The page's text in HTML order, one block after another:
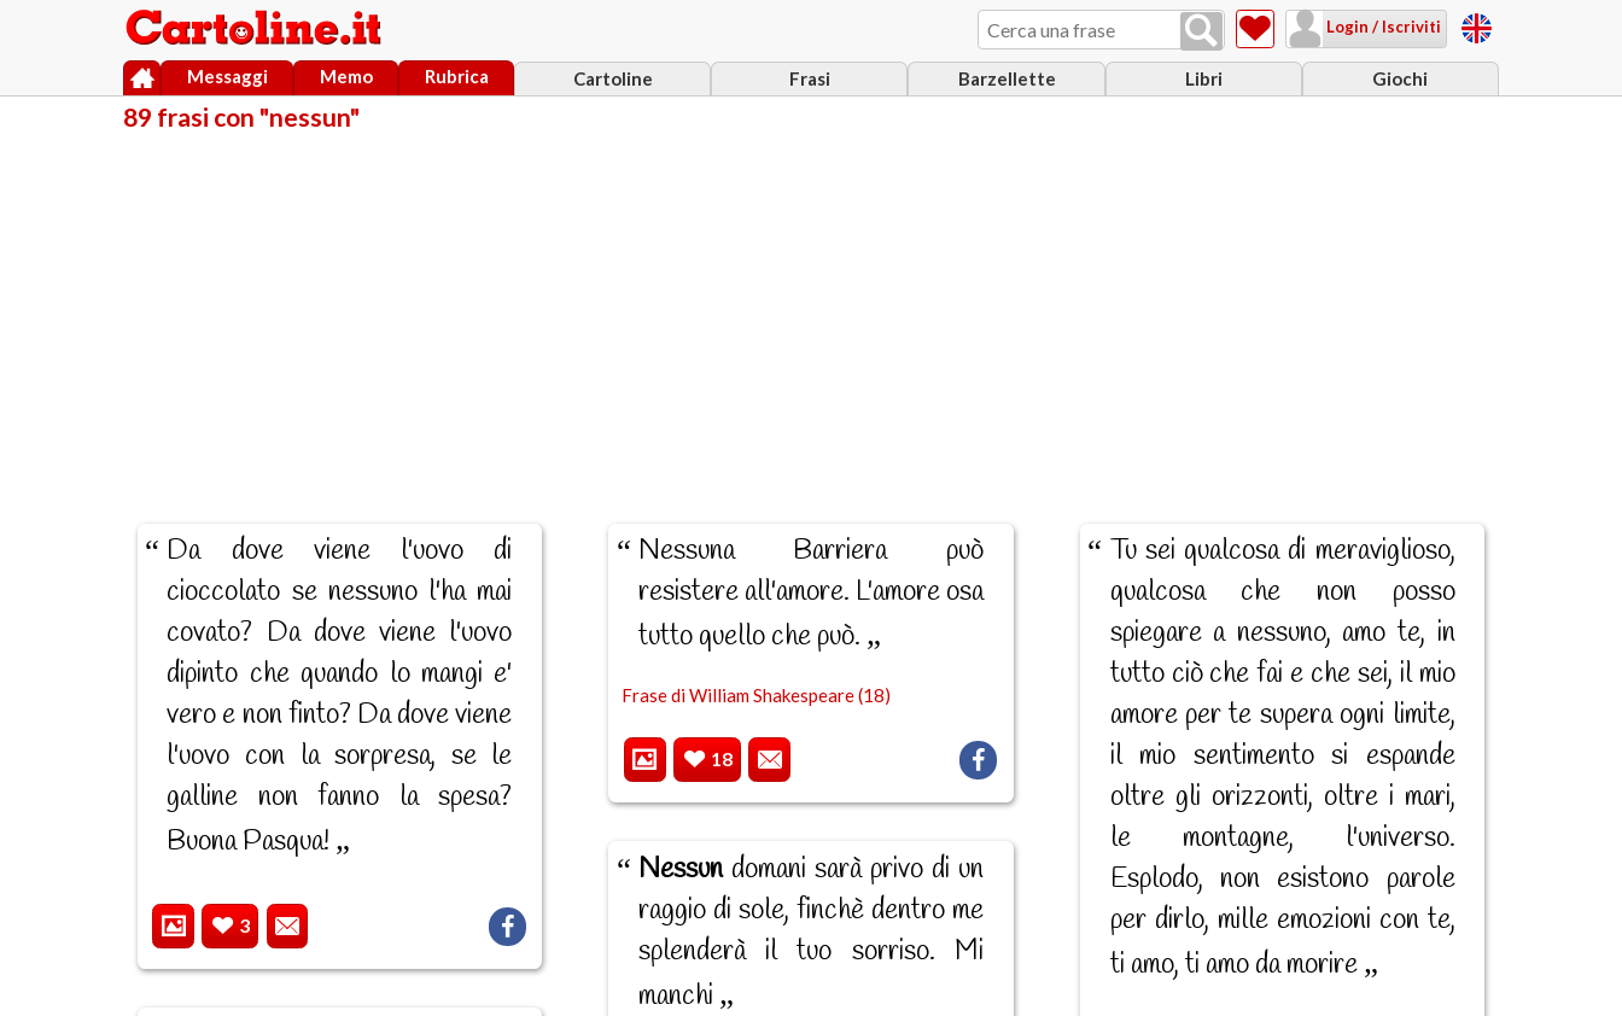
Login / Iscriviti
Cartoline Frasi Barzellette Libri Giochi
Messaggi Memo Rubrica
89 frasi con "nessun"
Da dove viene l'uovo di
cioccolato se nessuno l'ha mai
covato? Da dove viene l'uovo
dipinto che quando lo mangi e'
vero e non finto? Da dove viene
l'uovo con la sorpresa, se le
galline non fanno la spesa?
Buona Pasqua!
3
Nessuna Barriera può
resistere all'amore. L'amore osa
tutto quello che può.
Frase di William Shakespeare (18)
18
Nessundomani sarà privo di un
raggio di sole, finchè dentro me
splenderà il tuo sorriso. Mi
manchi
Tu sei qualcosa di meraviglioso,
qualcosa che non posso
spiegare a nessuno, amo te, in
tutto ciò che fai e che sei, il mio
amore per te supera ogni limite,
il mio sentimento si espande
oltre gli orizzonti, oltre i mari,
le montagne, l'universo.
Esplodo, non esistono parole
per dirlo, mille emozioni con te,
ti amo, ti amo da morire